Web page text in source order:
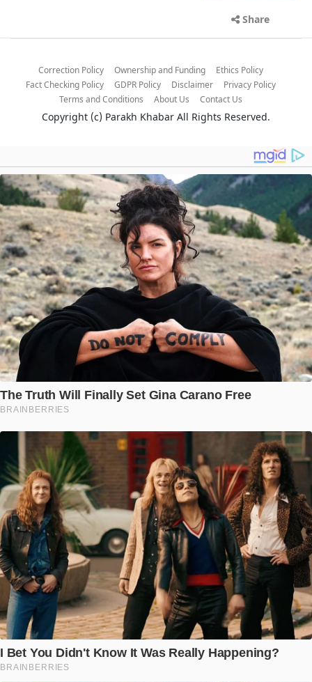
Share
Correction Policy Ownership and Funding
Ethics Policy
Fact Checking Policy
GDPR Policy Disclaimer
Privacy Policy
Terms and Conditions
About Us Contact Us
Copyright (c) Parakh Khabar All Rights Reserved.